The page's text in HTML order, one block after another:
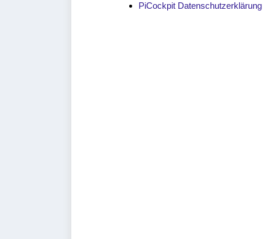
PiCockpit Datenschutzerklärung